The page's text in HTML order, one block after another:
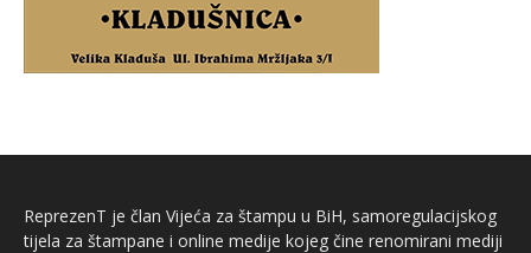
ReprezenT je član Vijeća za štampu u BiH, samoregulacijskog
tijela za štampane i online medije kojeg čine renomirani mediji